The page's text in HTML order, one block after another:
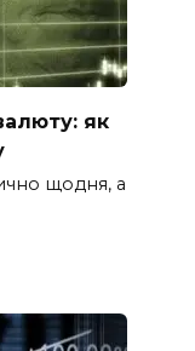
як
щодня, а